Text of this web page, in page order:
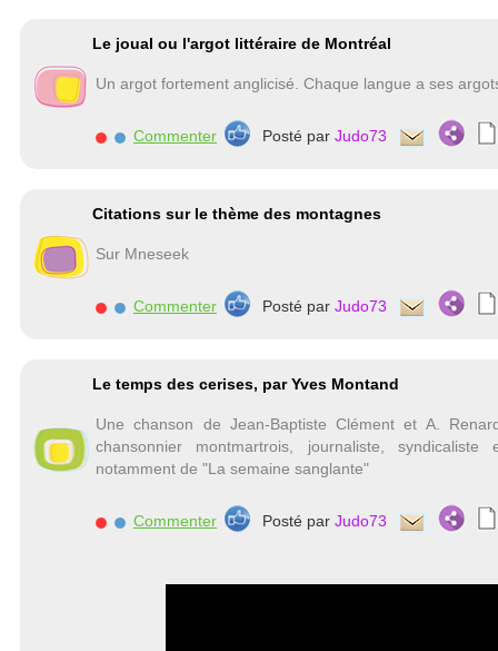
Le joual ou l'argot littéraire de Montréal
Un argot fortement anglicisé. Chaque langue a ses
Commenter Posté par Judo73
Citations sur le thème des montagnes
Sur Mneseek
Commenter Posté par Judo73
Le temps des cerises, par Yves Montand
Une chanson de Jean-Baptiste Clément et A.
chansonnier montmartrois, journaliste,
notamment de "La semaine sanglante"
Commenter Posté par Judo73